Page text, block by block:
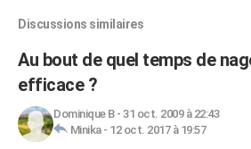
Discussions similaires
Au bout de quel temps de
efficace ?
Dominique B- 31 oct. 2009 à 22:43
Minika- 12 oct. 2017 à 19:57